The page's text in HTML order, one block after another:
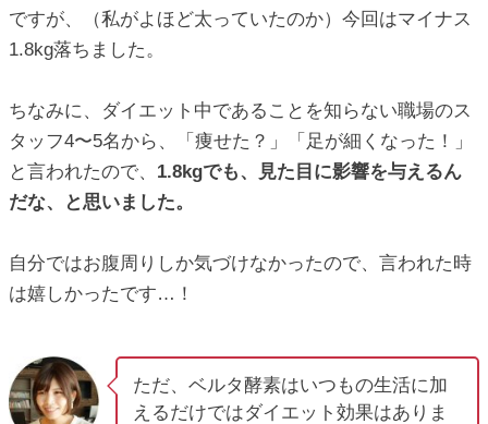
ですが、（私がよほど太っていたのか）今回はマイナス
1.8kg落ちました。
ちなみに、ダイエット中であることを知らない職場のス
タッフ4〜5名から、「痩せた？」「足が細くなった！」
と言われたので、 1.8kgでも、見た目に影響を与えるん
だな、と思いました。
自分ではお腹周りしか気づけなかったので、言われた時
は嬉しかったです…！
ただ、ベルタ酵素はいつもの生活に加
えるだけではダイエット効果はありま